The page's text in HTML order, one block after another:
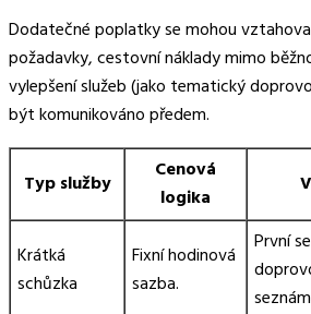
Dodatečné poplatky se mohou
požadavky, cestovní náklady mimo
vylepšení služeb (jako tematický
být komunikováno předem.
Typ služby
Cenová
logika
Krátká
schůzka
Fixní hodinová
sazba.
První